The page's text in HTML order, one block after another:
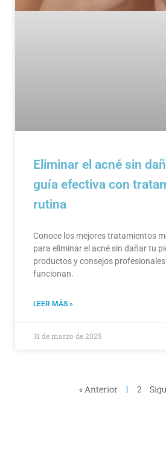
Eliminar el acné sin
guía efectiva con
rutina
Conoce los mejores tratamientos
para eliminar el acné sin dañar tu
productos y consejos
funcionan.
LEER MÁS »
31 de marzo de 2025
« Anterior 1 2